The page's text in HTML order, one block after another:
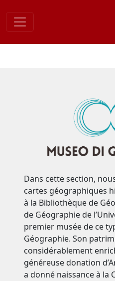
content
Dans cette section,
cartes géographiques
à la Bibliothèque de
de Géographie de
premier musée de ce
Géographie. Son
considérablement
généreuse donation
a donné naissance à la